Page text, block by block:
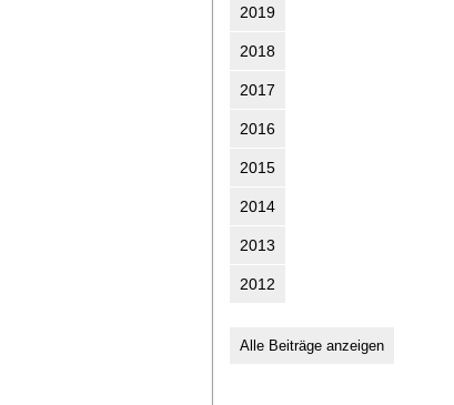
2019
2018
2017
2016
2015
2014
2013
2012
Alle Beiträge anzeigen